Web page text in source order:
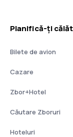
Planifică-ți
Bilete de avion
Cazare
Zbor+Hotel
Căutare Zboruri
Hoteluri